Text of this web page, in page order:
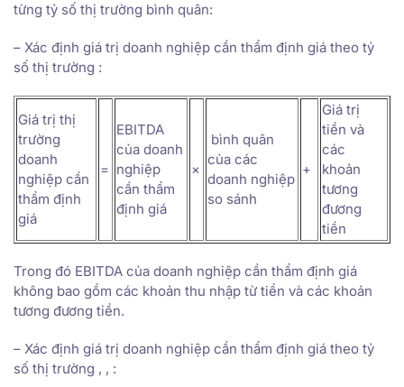
từng tỷ số thị trường bình quân:
– Xác định giá trị doanh nghiệp cần thẩm định giá theo tỷ
số thị trường :
Giá trị thị
trường
doanh
nghiệp cần
thẩm định
giá
=
EBITDA
của doanh
nghiệp
cần thẩm
định giá
×
bình quân
của các
doanh nghiệp
so sánh
+
Giá trị
tiền và
các
khoản
tương
đương
tiền
Trong đó EBITDA của doanh nghiệp cần thẩm định giá
không bao gồm các khoản thu nhập từ tiền và các khoản
tương đương tiền.
– Xác định giá trị doanh nghiệp cần thẩm định giá theo tỷ
số thị trường , , :